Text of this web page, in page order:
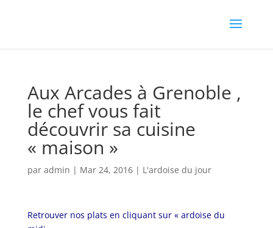
Aux Arcades à Grenoble ,
le chef vous fait
découvrir sa cuisine
« maison »
par admin | Mar 24, 2016| L'ardoise du jour
Retrouver nos plats en cliquant sur « ardoise du